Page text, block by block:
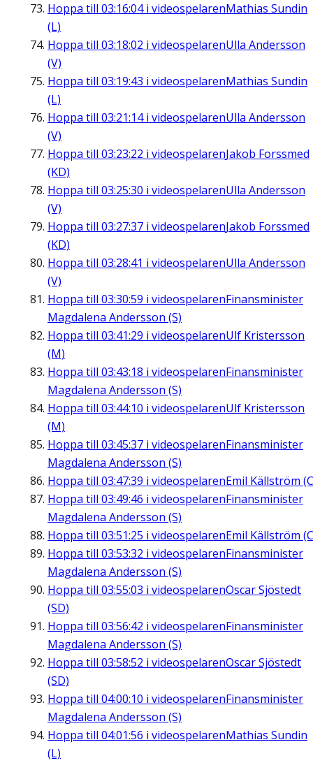
Hoppa till 03:16:04i videospelarenMathias Sundin
(L)
Hoppa till 03:18:02 i videospelarenUlla Andersson
(V)
Hoppa till 03:19:43 i videospelarenMathias Sundin
(L)
Hoppa till 03:21:14i videospelarenUlla Andersson
(V)
Hoppa till 03:23:22 i videospelarenJakob Forssmed
(KD)
Hoppa till 03:25:30 i videospelarenUlla Andersson
(V)
Hoppa till 03:27:37 i videospelarenJakob Forssmed
(KD)
Hoppa till 03:28:41 i videospelarenUlla Andersson
(V)
Hoppa till 03:30:59 i videospelarenFinansminister
Magdalena Andersson (S)
Hoppa till 03:41:29 i videospelarenUlf Kristersson
(M)
Hoppa till 03:43:18 i videospelarenFinansminister
Magdalena Andersson (S)
Hoppa till 03:44:10 i videospelarenUlf Kristersson
(M)
Hoppa till 03:45:37 i videospelarenFinansminister
Magdalena Andersson (S)
Hoppa till 03:47:39 i videospelarenEmil Källström
Hoppa till 03:49:46 i videospelarenFinansminister
Magdalena Andersson (S)
Hoppa till 03:51:25 i videospelarenEmil Källström
Hoppa till 03:53:32 i videospelarenFinansminister
Magdalena Andersson (S)
Hoppa till 03:55:03 i videospelarenOscar Sjöstedt
(SD)
Hoppa till 03:56:42 i videospelarenFinansminister
Magdalena Andersson (S)
Hoppa till 03:58:52 i videospelarenOscar Sjöstedt
(SD)
Hoppa till 04:00:10 i videospelarenFinansminister
Magdalena Andersson (S)
Hoppa till 04:01:56 i videospelarenMathias Sundin
(L)